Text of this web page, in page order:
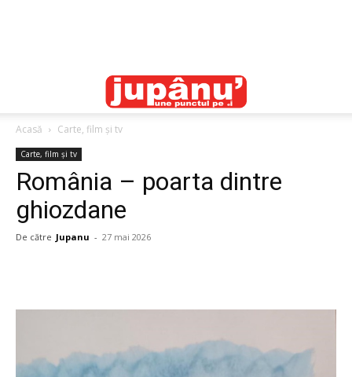
Acasă Carte, film și tv
Carte, film și tv
România – poarta dintre
ghiozdane
De către Jupanu - 27 mai 2026